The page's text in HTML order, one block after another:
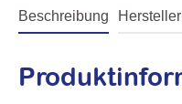
Beschreibung